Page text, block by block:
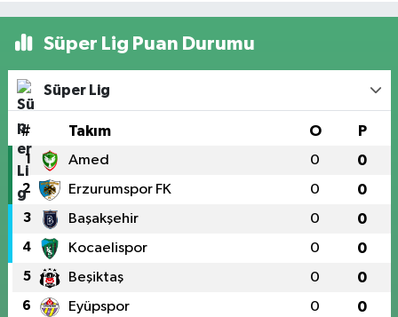
Süper Lig Puan Durumu
Süper Lig
# Takım O P
1 Amed 0 0
2 Erzurumspor FK 0 0
3 Başakşehir 0 0
4 Kocaelispor 0 0
5 Beşiktaş 0 0
6 Eyüpspor 0 0